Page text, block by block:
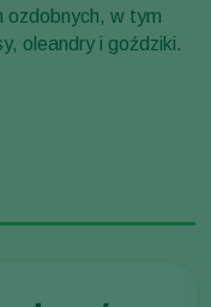
ozdobnych, w tym
oleandry i goździki.